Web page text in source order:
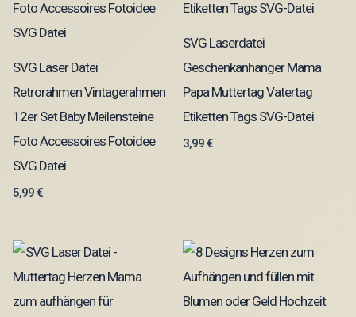
SVG Laser Datei
Retrorahmen Vintagerahmen
12er Set Baby Meilensteine
Foto Accessoires Fotoidee
SVG Datei
5,99€
SVG Laserdatei
Geschenkanhänger Mama
Papa Muttertag Vatertag
Etiketten Tags SVG-Datei
3,99€